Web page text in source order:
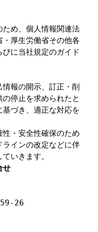
め、個人情報関連法
厚生労働省その他各
に当社規定のガイド
報の開示、訂正・削
停止を求められたと
づき、適正な対応を
・安全性確保のため
インの改定などに伴
いきます。
せ
26